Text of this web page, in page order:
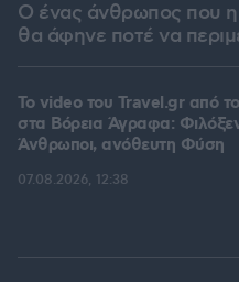
Ο ένας άνθρωπος που η
θα άφηνε ποτέ να
To video του Travel.gr από το
στα Βόρεια Άγραφα:
Άνθρωποι, ανόθευτη Φύση
07.08.2026, 12:38